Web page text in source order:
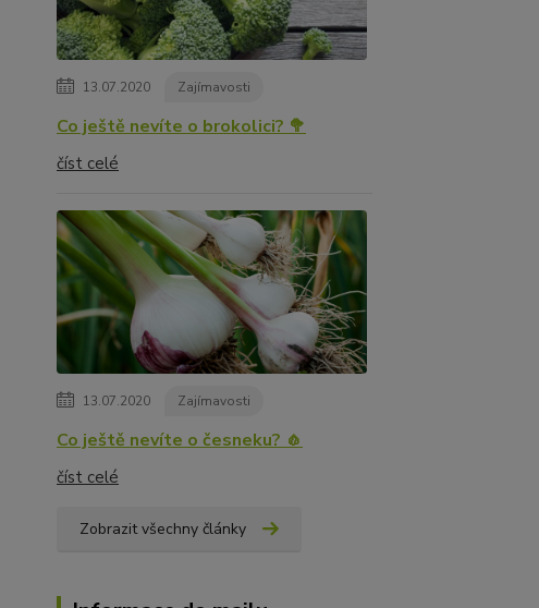
13.07.2020 Zajímavosti
Co ještě nevíte o brokolici? 🥦
číst celé
13.07.2020 Zajímavosti
Co ještě nevíte o česneku? 🧄
číst celé
Zobrazit všechny články